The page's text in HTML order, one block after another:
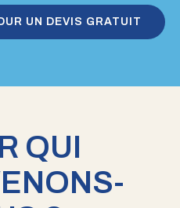
UN DEVIS GRATUIT
QUI